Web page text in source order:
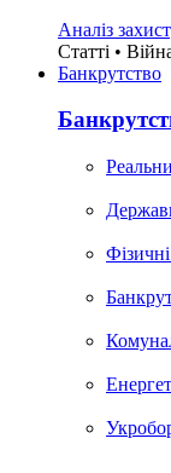
Аналіз
Статті •
Банкрутство